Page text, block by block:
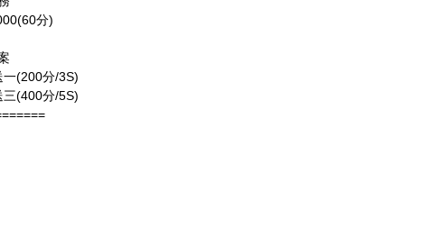
分)
(200分/3S)
(400分/5S)